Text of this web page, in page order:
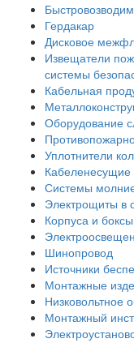
Гердакар
Дисковое
Извещатели
системы
Кабельная
Оборудование
Уплотнители
Кабеленесущие
Системы
Электрощиты в
Корпуса и боксы
Шинопровод
Источники
Монтажные
Низковольтное
Монтажный